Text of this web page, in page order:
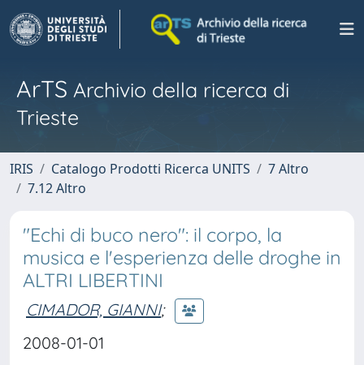
ArTS Archivio della ricerca di
Trieste
IRIS Catalogo Prodotti Ricerca UNITS
7 Altro
7.12 Altro
"Echi di buco nero": il corpo, la
musica e l'esperienza delle droghe in
ALTRI LIBERTINI
CIMADOR, GIANNI;
2008-01-01